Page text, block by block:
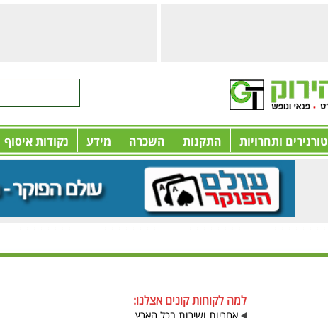
טורנירים ותחרויות התקנות השכרה מידע נקודות איסוף
למה לקוחות קונים אצלנו:
אחריות ושירות בכל הארץ